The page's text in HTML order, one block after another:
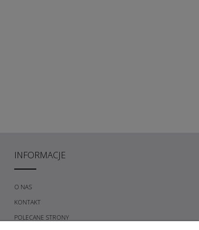
INFORMACJE
O NAS
KONTAKT
POLECANE STRONY